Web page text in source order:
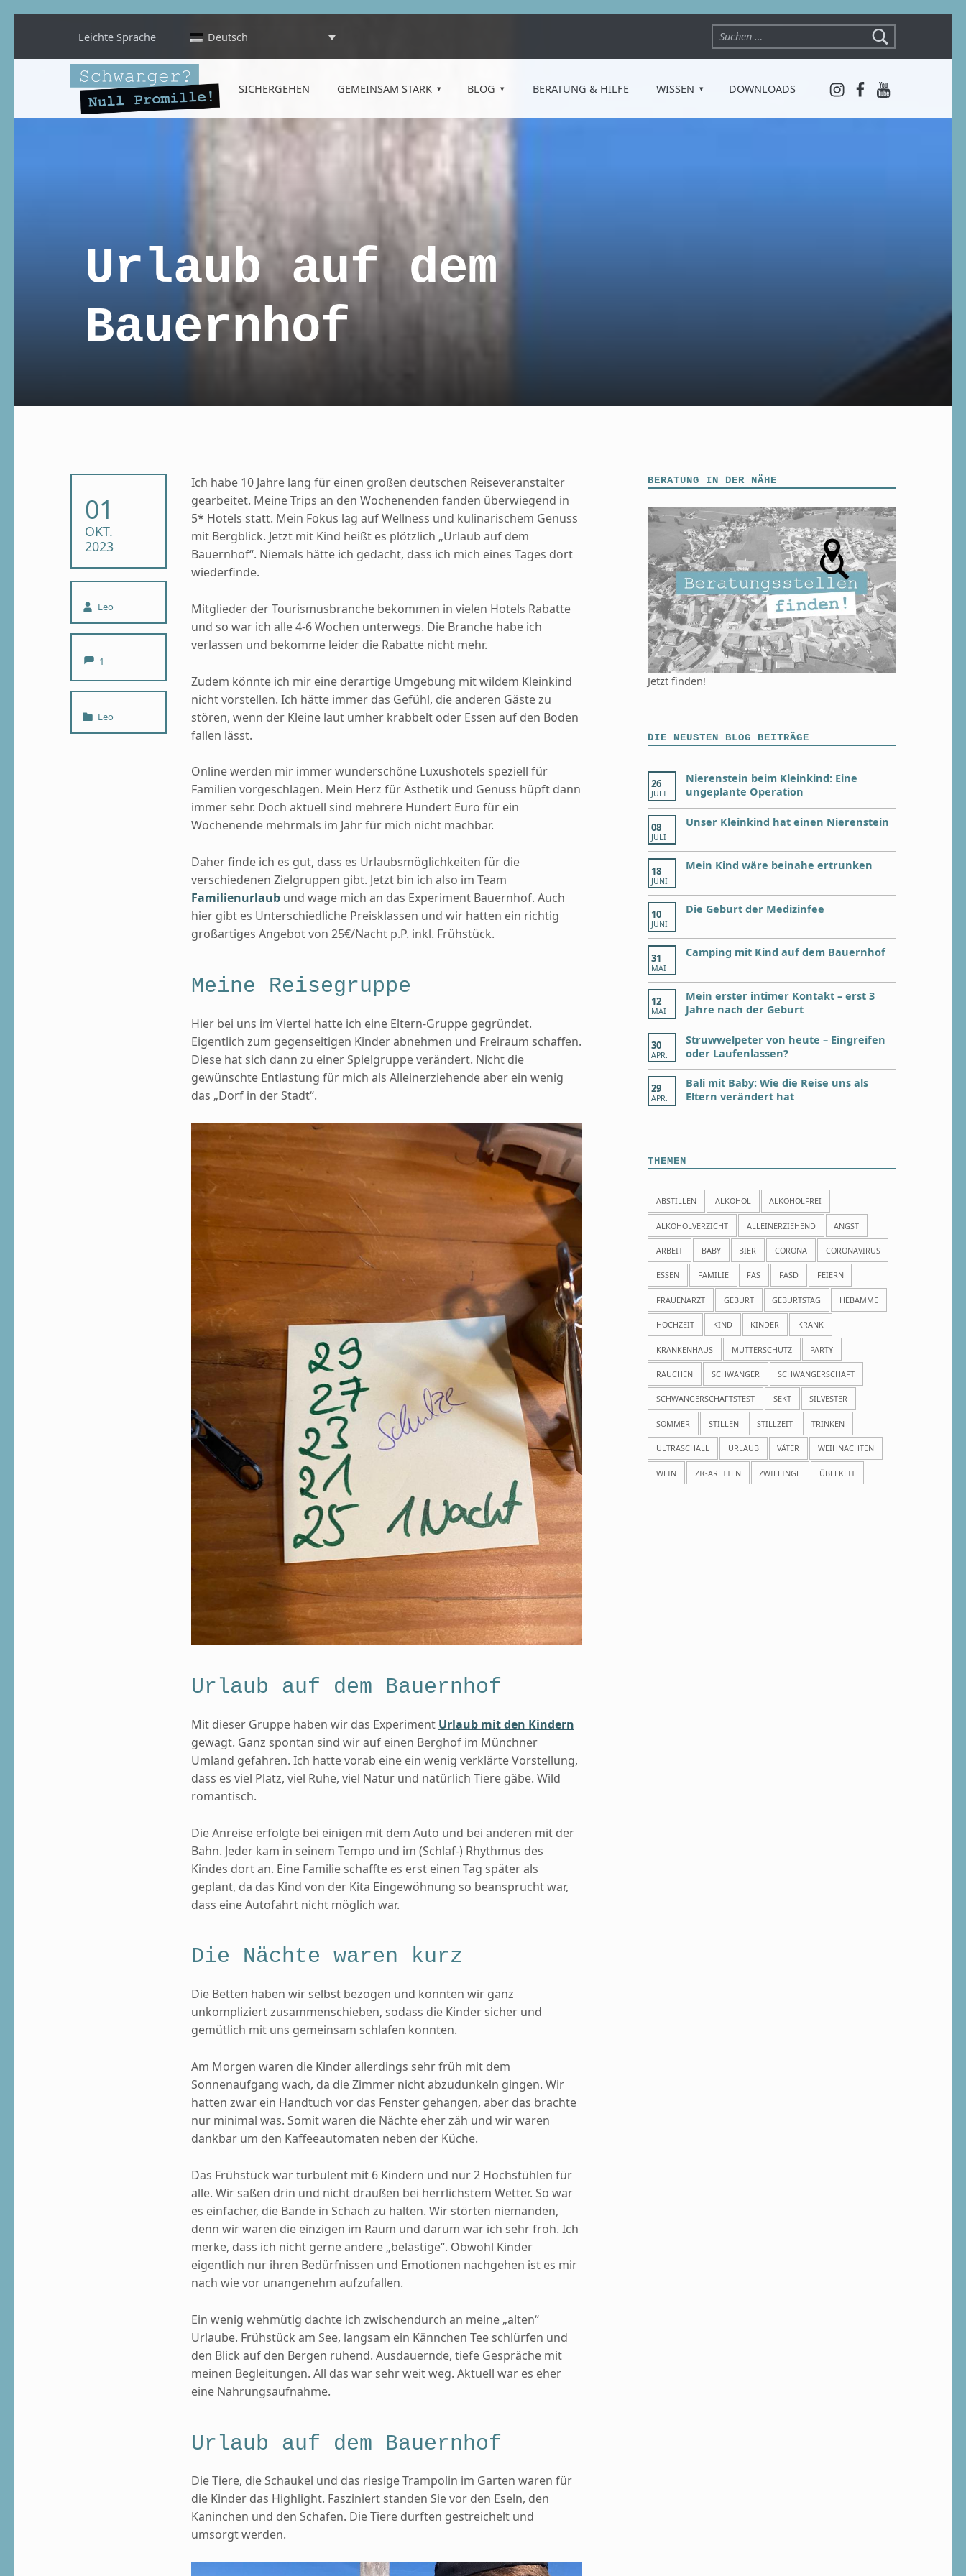
SICHERGEHEN GEMEINSAM STARK BLOG BERATUNG & HILFE WISSEN DOWNLOADS
Instagram
Facebook
YouTube
Leichte Sprache Deutsch
Urlaub auf dem
Bauernhof
01
OKT.
2023
Written by:
Leo
1
Categorized in:
Leo
Ich habe 10 Jahre lang für einen großen deutschen Reiseveranstalter
gearbeitet. Meine Trips an den Wochenenden fanden überwiegend in
5* Hotels statt. Mein Fokus lag auf Wellness und kulinarischem Genuss
mit Bergblick. Jetzt mit Kind heißt es plötzlich „Urlaub auf dem
Bauernhof“. Niemals hätte ich gedacht, dass ich mich eines Tages dort
wiederfinde.
Mitglieder der Tourismusbranche bekommen in vielen Hotels Rabatte
und so war ich alle 4-6 Wochen unterwegs. Die Branche habe ich
verlassen und bekomme leider die Rabatte nicht mehr.
Zudem könnte ich mir eine derartige Umgebung mit wildem Kleinkind
nicht vorstellen. Ich hätte immer das Gefühl, die anderen Gäste zu
stören, wenn der Kleine laut umher krabbelt oder Essen auf den Boden
fallen lässt.
Online werden mir immer wunderschöne Luxushotels speziell für
Familien vorgeschlagen. Mein Herz für Ästhetik und Genuss hüpft dann
immer sehr. Doch aktuell sind mehrere Hundert Euro für ein
Wochenende mehrmals im Jahr für mich nicht machbar.
Daher finde ich es gut, dass es Urlaubsmöglichkeiten für die
verschiedenen Zielgruppen gibt. Jetzt bin ich also im Team
Familienurlaubund wage mich an das Experiment Bauernhof. Auch
hier gibt es Unterschiedliche Preisklassen und wir hatten ein richtig
großartiges Angebot von 25€/Nacht p.P. inkl. Frühstück.
Meine Reisegruppe
Hier bei uns im Viertel hatte ich eine Eltern-Gruppe gegründet.
Eigentlich zum gegenseitigen Kinder abnehmen und Freiraum schaffen.
Diese hat sich dann zu einer Spielgruppe verändert. Nicht die
gewünschte Entlastung für mich als Alleinerziehende aber ein wenig
das „Dorf in der Stadt“.
Urlaub auf dem Bauernhof
Mit dieser Gruppe haben wir das Experiment Urlaub mit den Kindern
gewagt. Ganz spontan sind wir auf einen Berghof im Münchner
Umland gefahren. Ich hatte vorab eine ein wenig verklärte Vorstellung,
dass es viel Platz, viel Ruhe, viel Natur und natürlich Tiere gäbe. Wild
romantisch.
Die Anreise erfolgte bei einigen mit dem Auto und bei anderen mit der
Bahn. Jeder kam in seinem Tempo und im (Schlaf-) Rhythmus des
Kindes dort an. Eine Familie schaffte es erst einen Tag später als
geplant, da das Kind von der Kita Eingewöhnung so beansprucht war,
dass eine Autofahrt nicht möglich war.
Die Nächte waren kurz
Die Betten haben wir selbst bezogen und konnten wir ganz
unkompliziert zusammenschieben, sodass die Kinder sicher und
gemütlich mit uns gemeinsam schlafen konnten.
Am Morgen waren die Kinder allerdings sehr früh mit dem
Sonnenaufgang wach, da die Zimmer nicht abzudunkeln gingen. Wir
hatten zwar ein Handtuch vor das Fenster gehangen, aber das brachte
nur minimal was. Somit waren die Nächte eher zäh und wir waren
dankbar um den Kaffeeautomaten neben der Küche.
Das Frühstück war turbulent mit 6 Kindern und nur 2 Hochstühlen für
alle. Wir saßen drin und nicht draußen bei herrlichstem Wetter. So war
es einfacher, die Bande in Schach zu halten. Wir störten niemanden,
denn wir waren die einzigen im Raum und darum war ich sehr froh. Ich
merke, dass ich nicht gerne andere „belästige“. Obwohl Kinder
eigentlich nur ihren Bedürfnissen und Emotionen nachgehen ist es mir
nach wie vor unangenehm aufzufallen.
Ein wenig wehmütig dachte ich zwischendurch an meine „alten“
Urlaube. Frühstück am See, langsam ein Kännchen Tee schlürfen und
den Blick auf den Bergen ruhend. Ausdauernde, tiefe Gespräche mit
meinen Begleitungen. All das war sehr weit weg. Aktuell war es eher
eine Nahrungsaufnahme.
Urlaub auf dem Bauernhof
Die Tiere, die Schaukel und das riesige Trampolin im Garten waren für
die Kinder das Highlight. Fasziniert standen Sie vor den Eseln, den
Kaninchen und den Schafen. Die Tiere durften gestreichelt und
umsorgt werden.
BERATUNG IN DER NÄHE
Jetzt finden!
DIE NEUSTEN BLOG BEITRÄGE
26
JULI
Nierenstein beim Kleinkind: Eine
ungeplante Operation
08
JULI
Unser Kleinkind hat einen Nierenstein
18
JUNI
Mein Kind wäre beinahe ertrunken
10
JUNI
Die Geburt der Medizinfee
31
MAI
Camping mit Kind auf dem Bauernhof
12
MAI
Mein erster intimer Kontakt – erst 3
Jahre nach der Geburt
30
APR.
Struwwelpeter von heute – Eingreifen
oder Laufenlassen?
29
APR.
Bali mit Baby: Wie die Reise uns als
Eltern verändert hat
THEMEN
ABSTILLEN ALKOHOL ALKOHOLFREI
ALKOHOLVERZICHT ALLEINERZIEHEND ANGST
ARBEIT BABY BIER CORONA CORONAVIRUS
ESSEN FAMILIE FAS FASD FEIERN
FRAUENARZT GEBURT GEBURTSTAG HEBAMME
HOCHZEIT KIND KINDER KRANK
KRANKENHAUS MUTTERSCHUTZ PARTY
RAUCHEN SCHWANGER SCHWANGERSCHAFT
SCHWANGERSCHAFTSTEST SEKT SILVESTER
SOMMER STILLEN STILLZEIT TRINKEN
ULTRASCHALL URLAUB VÄTER WEIHNACHTEN
WEIN ZIGARETTEN ZWILLINGE ÜBELKEIT